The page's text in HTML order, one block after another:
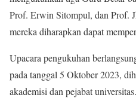
Prof. Erwin Sitompul, dan Prof.
mereka diharapkan dapat
Upacara pengukuhan
pada tanggal 5 Oktober 2023,
akademisi dan pejabat